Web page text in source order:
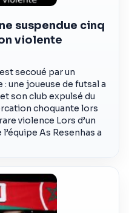
suspendue cinq
violente
secoué par un
une joueuse de futsal a
son club expulsé du
choquante lors
violence Lors d’un
As Resenhas a